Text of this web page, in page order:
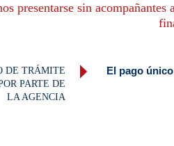
presentarse sin
DE TRÁMITE
PARTE DE
LA AGENCIA
El pago